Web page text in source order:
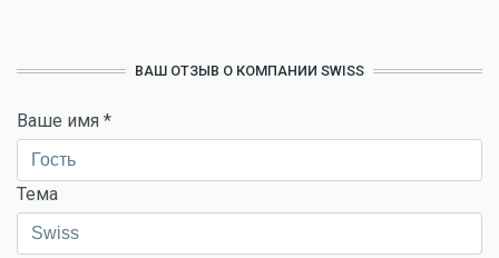
ВАШ ОТЗЫВ О КОМПАНИИ SWISS
Ваше имя *
Тема